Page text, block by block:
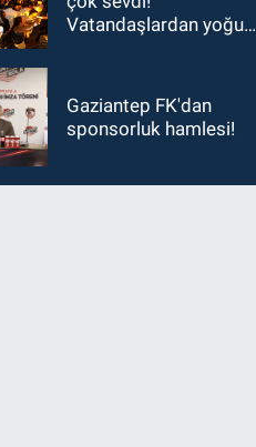
Vatandaşlardan yoğun
Gaziantep FK'dan
sponsorluk hamlesi!